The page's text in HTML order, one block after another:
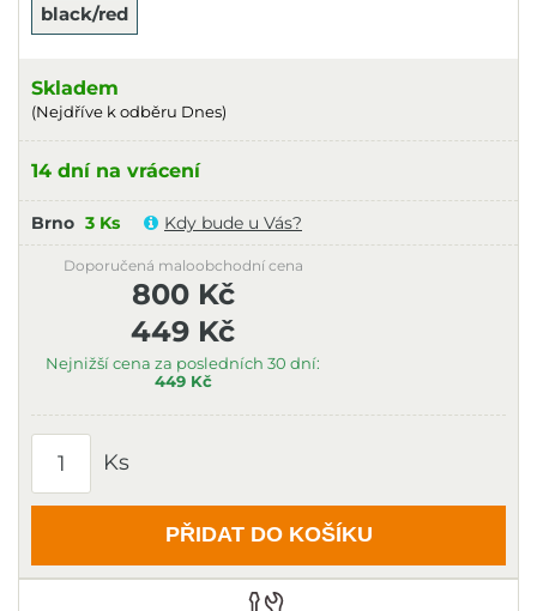
black/red
Skladem
(Nejdříve k odběru Dnes)
14 dní na vrácení
Brno 3 Ks Kdy bude u Vás?
449 Kč
Nejnižší cena za posledních 30 dní:
449 Kč
Doporučená maloobchodní cena
800 Kč
Ks
PŘIDAT DO KOŠÍKU